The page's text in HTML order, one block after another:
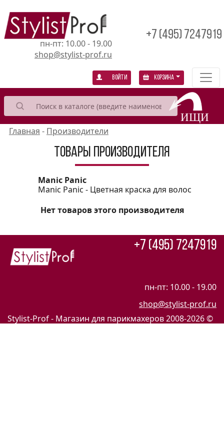
пн-пт: 10.00 - 19.00
shop@stylist-prof.ru
+7 (495) 7247919
Войти Корзина
Главная - Производители
Товары производителя
Manic Panic
Manic Panic - Цветная краска для волос
Нет товаров этого производителя
+7 (495) 7247919
пн-пт: 10.00 - 19.00
shop@stylist-prof.ru
Stylist-Prof - Магазин для парикмахеров2008-2026 ©